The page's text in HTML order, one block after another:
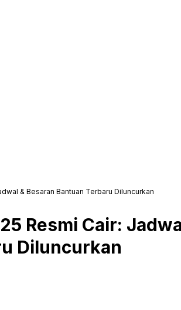
& Besaran Bantuan Terbaru Diluncurkan
Resmi Cair:
Diluncurkan